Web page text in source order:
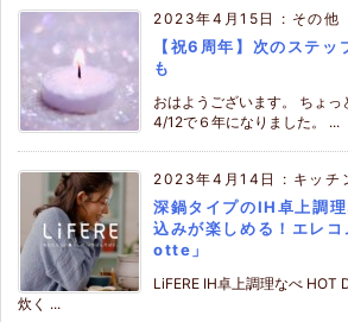
2023年4月15日 : その他
【祝6周年】次のステ
も
おはようございます。 ちょっ
4/12で６年になりました。 ...
2023年4月14日 : キッチ
深鍋タイプのIH卓上調
込みが楽しめる！エレ
otte」
LiFERE IH卓上調理なべ HOT
炊く ...